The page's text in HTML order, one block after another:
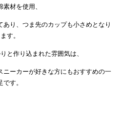
素材を使用、
り、つま先のカップも小さめとなり
ます。
と作り込まれた雰囲気は、
ニーカーが好きな方にもおすすめの一
です。